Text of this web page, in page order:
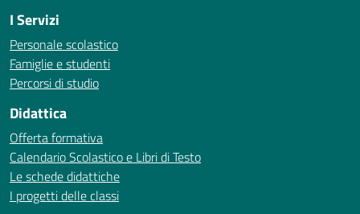
I Servizi
Personale scolastico
Famiglie e studenti
Percorsi di studio
Didattica
Offerta formativa
Calendario Scolastico e Libri di Testo
Le schede didattiche
I progetti delle classi